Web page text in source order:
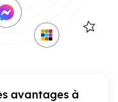
avantages à